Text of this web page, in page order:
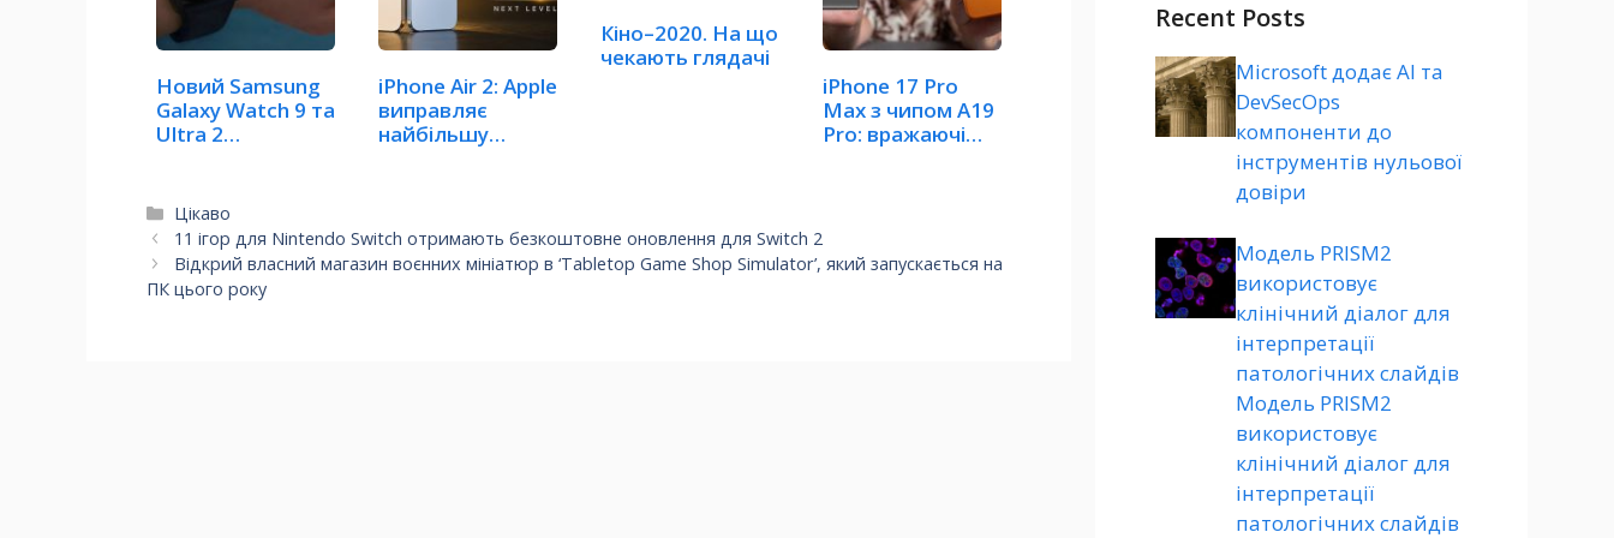
Новий Samsung
Galaxy Watch 9 та
Ultra 2
iPhone Air 2: Apple
виправляє
найбільшу
Кіно–2020. На що
чекають глядачі
iPhone 17 Pro
Max з чипом A19
Pro: вражаючі
Категорії
Цікаво
11 ігор для Nintendo Switch отримають безкоштовне оновлення для Switch 2
Відкрий власний магазин воєнних мініатюр в ‘Tabletop Game Shop Simulator’, який запускається на
ПК цього року
Recent Posts
Microsoft додає AI та
DevSecOps
компоненти до
інструментів нульової
довіри
Модель PRISM2
використовує
клінічний діалог для
інтерпретації
патологічних слайдів
Модель PRISM2
використовує
клінічний діалог для
інтерпретації
патологічних слайдів